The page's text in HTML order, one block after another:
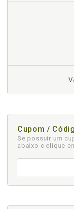
Cupom /
Se possuir um
abaixo e clique